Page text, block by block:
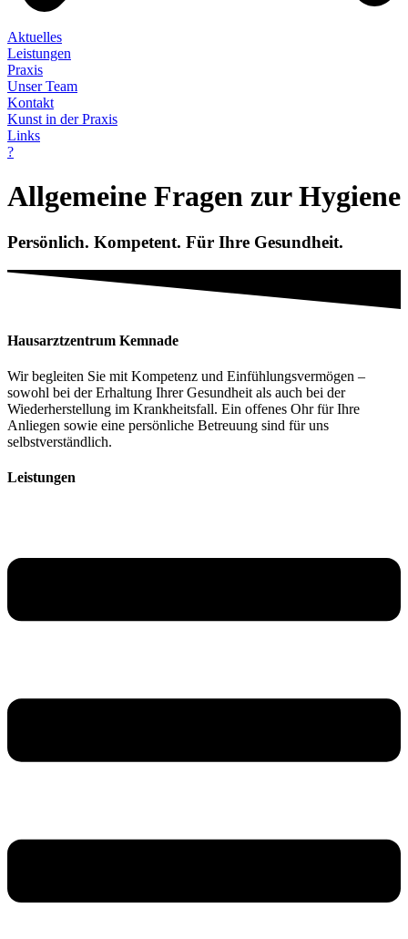
Aktuelles
Leistungen
Praxis
Unser Team
Kontakt
Kunst in der Praxis
Links
?
Allgemeine Fragen zur Hygiene
Persönlich. Kompetent. Für Ihre Gesundheit.
Hausarztzentrum Kemnade
Wir begleiten Sie mit Kompetenz und Einfühlungsvermögen –
sowohl bei der Erhaltung Ihrer Gesundheit als auch bei der
Wiederherstellung im Krankheitsfall. Ein offenes Ohr für Ihre
Anliegen sowie eine persönliche Betreuung sind für uns
selbstverständlich.
Leistungen